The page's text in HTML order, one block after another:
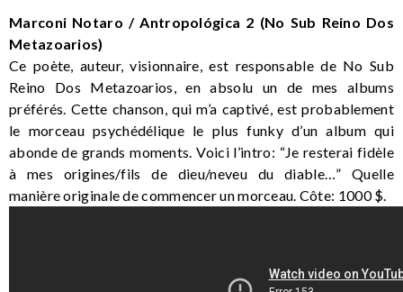
Marconi Notaro / Antropológica 2 (No Sub Reino Dos
Metazoarios)
Ce poète, auteur, visionnaire, est responsable de No Sub
Reino Dos Metazoarios, en absolu un de mes albums
préférés. Cette chanson, qui m’a captivé, est probablement
le morceau psychédélique le plus funky d’un album qui
abonde de grands moments. Voici l’intro: “Je resterai fidèle
à mes origines/fils de dieu/neveu du diable…” Quelle
manière originale de commencer un morceau. Côte: 1000 $.